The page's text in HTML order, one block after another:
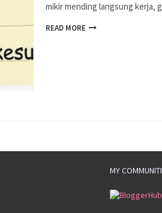
mikir mending langsung kerja,
READ MORE
MY